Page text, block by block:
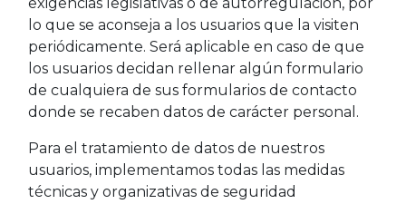
lo que se aconseja a los usuarios que la visiten
periódicamente. Será aplicable en caso de que
los usuarios decidan rellenar algún formulario
de cualquiera de sus formularios de contacto
donde se recaben datos de carácter personal.
Para el tratamiento de datos de nuestros
usuarios, implementamos todas las medidas
técnicas y organizativas de seguridad